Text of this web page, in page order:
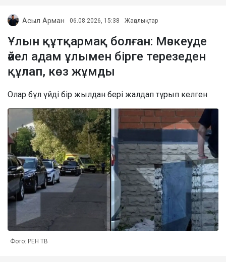
Асыл Арман 06.08.2026, 15:38 Жаңалықтар
Ұлын құтқармақ болған: Мәскеуде
әйел адам ұлымен бірге терезеден
құлап, көз жұмды
Олар бұл үйді бір жылдан бері жалдап тұрып келген
Фото: РЕН ТВ